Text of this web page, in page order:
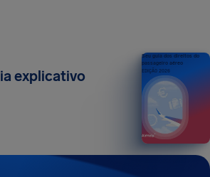
explicativo
Seu guia dos direitos do
passageiro aéreo
EDIÇÃO 2026